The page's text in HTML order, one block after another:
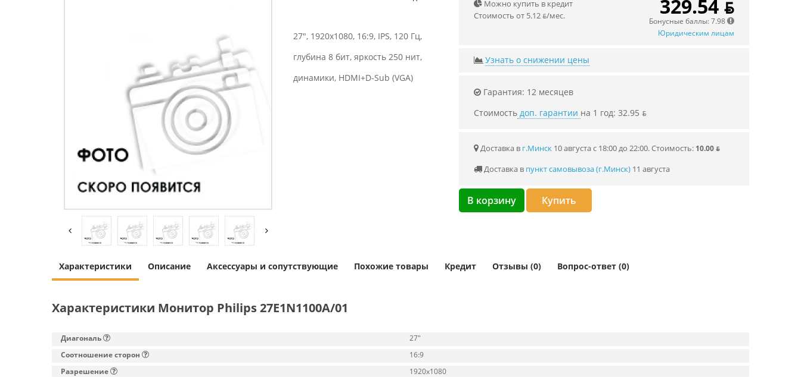
27", 1920x1080, 16:9, IPS, 120 Гц,
глубина 8 бит, яркость 250 нит,
динамики, HDMI+D-Sub (VGA)
Можно купить в кредит
Стоимость от 5.12 ƃ/мec.
329.54 ƃ
Бонусные баллы: 7.98
Юридическим лицам
Узнать о снижении цены
Гарантия: 12 месяцев
Стоимостьдоп. гарантии на 1 год: 32.95 ƃ
Доставка в г.Минск10 августа с 18:00 до 22:00.Стоимость: 10.00 ƃ
Доставка в пункт самовывоза (г.Минск)11 августа
В корзину Купить
Характеристики Описание Аксессуары и сопутствующие Похожие товары Кредит Отзывы (0) Вопрос-ответ (0)
Характеристики Монитор Philips 27E1N1100A/01
Диагональ
27"
Соотношение сторон
16:9
Разрешение
1920x1080